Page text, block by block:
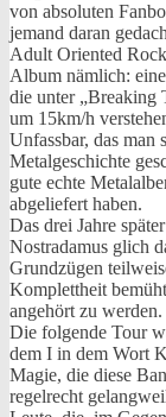
von absoluten
jemand daran
Adult Oriented
Album nämlich:
die unter „Breaking
um 15km/h
Unfassbar, das man
Metalgeschichte
gute echte
abgeliefert haben.
Das drei Jahre
Nostradamus glich
Grundzügen
Komplettheit
angehört zu werden.
Die folgende Tour
dem I in dem Wort
Magie, die diese
regelrecht